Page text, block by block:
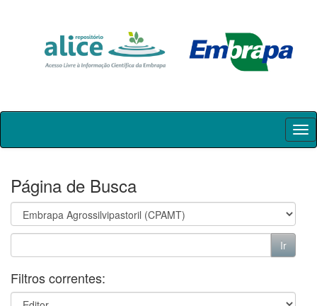
Skip
Página de Busca
Filtros correntes: